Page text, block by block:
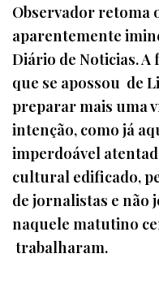
Observador retoma
aparentemente
Diário de Noticias.
que se apossou de
preparar mais uma
intenção, como já
imperdoável
cultural edificado,
de jornalistas e não
naquele matutino
trabalharam.